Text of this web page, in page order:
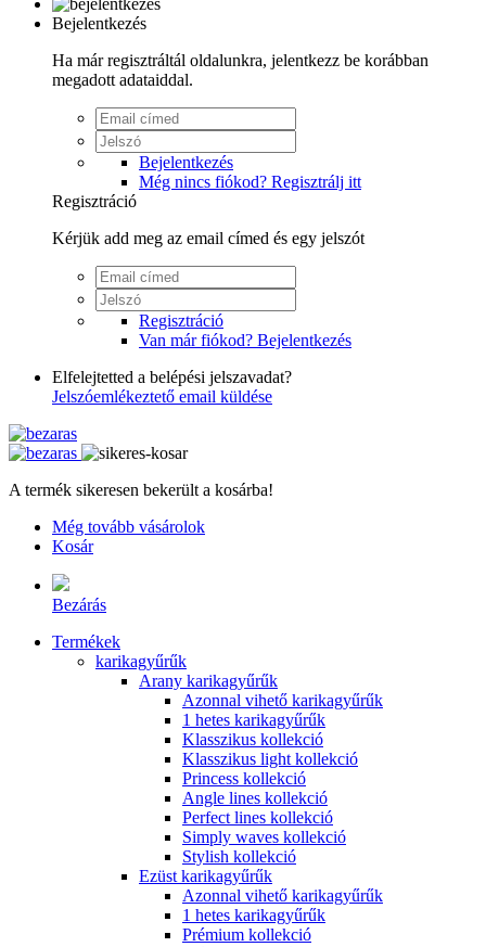
Bejelentkezés
Ha már regisztráltál oldalunkra, jelentkezz be korábban
megadott adataiddal.
Bejelentkezés
Még nincs fiókod? Regisztrálj itt
Regisztráció
Kérjük add meg az email címed és egy jelszót
Regisztráció
Van már fiókod? Bejelentkezés
Elfelejtetted a belépési jelszavadat?
Jelszóemlékeztető email küldése
A termék sikeresen bekerült a kosárba!
Még tovább vásárolok
Kosár
Bezárás
Termékek
karikagyűrűk
Arany karikagyűrűk
Azonnal vihető karikagyűrűk
1 hetes karikagyűrűk
Klasszikus kollekció
Klasszikus light kollekció
Princess kollekció
Angle lines kollekció
Perfect lines kollekció
Simply waves kollekció
Stylish kollekció
Ezüst karikagyűrűk
Azonnal vihető karikagyűrűk
1 hetes karikagyűrűk
Prémium kollekció